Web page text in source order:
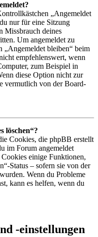
„Angemeldet
nur für eine Sitzung
Missbrauch deines
Um angemeldet zu
„Angemeldet bleiben“ beim
empfehlenswert, wenn
zum Beispiel in
diese Option nicht zur
vermutlich von der Board-
löschen“?
Cookies, die phpBB erstellt
im Forum angemeldet
einige Funktionen,
Status – sofern sie von der
Wenn du Probleme
kann es helfen, wenn du
-einstellungen